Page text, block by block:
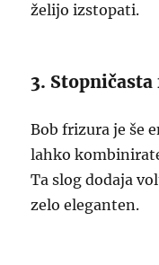
želijo izstopati.
3.
Bob frizura je še
lahko
Ta slog dodaja
zelo eleganten.